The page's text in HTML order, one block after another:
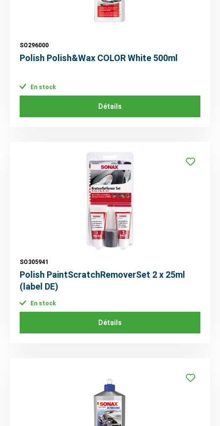
SO296000
Polish Polish&Wax COLOR White 500ml
En stock
Détails
SO305941
Polish PaintScratchRemoverSet 2 x 25ml
(label DE)
En stock
Détails